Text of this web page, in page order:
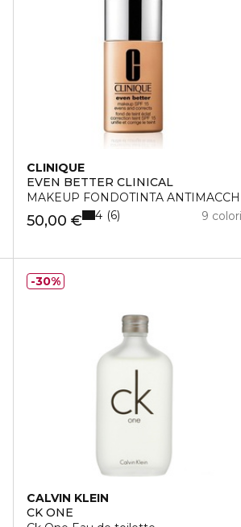
CLINIQUE
EVEN BETTER CLINICAL
MAKEUP FONDOTINTA
50,00 € 9 colori
4 6
CALVIN KLEIN
CK ONE
30%